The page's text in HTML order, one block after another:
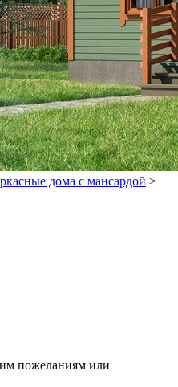
дома с мансардой >
пожеланиям или